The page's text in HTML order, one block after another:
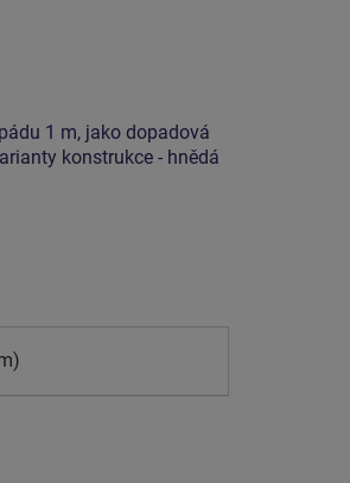
1 m, jako dopadová
konstrukce - hnědá